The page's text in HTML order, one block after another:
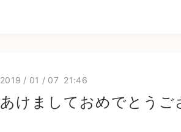
2019 / 01 / 07 21:46
あけましておめでとうご